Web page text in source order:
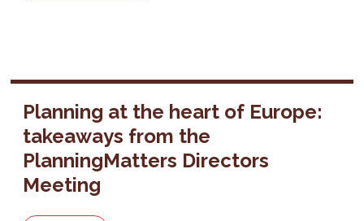
Planning at the heart of Europe:
takeaways from the
PlanningMatters Directors
Meeting